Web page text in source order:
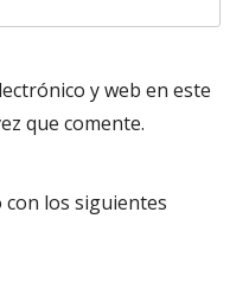
y web en este
que comente.
los siguientes